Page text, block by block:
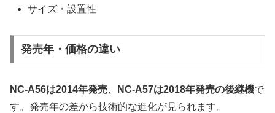
サイズ・設置性
発売年・価格の違い
NC-A56は2014年発売、NC-A57は2018年発売の後継機で
す。発売年の差から技術的な進化が見られます。